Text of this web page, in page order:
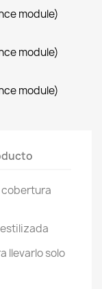
module)
module)
module)
cobertura
llevarlo solo